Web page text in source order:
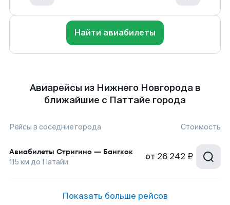
Найти авиабилеты
Авиарейсы из Нижнего Новгорода в
ближайшие с Паттайе города
Рейсы в соседние города Стоимость
Авиабилеты Стригино — Бангкок
115 км до Патайи от 26 242 ₽
Показать больше рейсов